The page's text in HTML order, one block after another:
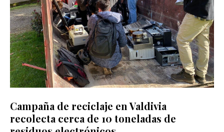
Campaña de reciclaje en Valdivia
recolecta cerca de 10 toneladas de